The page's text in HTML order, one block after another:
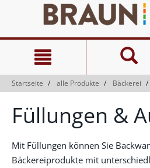
springen
Navigationsmenü
springen
Startseite alle Produkte Bäckerei
Füllungen &
Mit Füllungen können Sie
Bäckereiprodukte mit